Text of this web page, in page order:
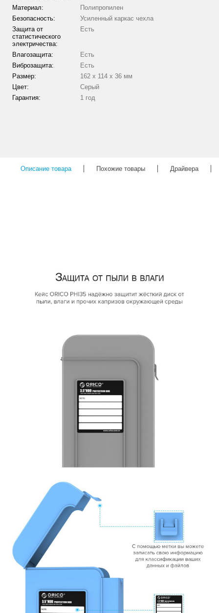
Материал:
Полипропилен
Безопасность:
Усиленный каркас чехла
Защита от
статистического
электричества:
Есть
Влагозащита:
Есть
Виброзащита:
Есть
Размер:
162 x 114 x 36 мм
Цвет:
Серый
Гарантия:
1 год
Описание товара Похожие товары Драйвера